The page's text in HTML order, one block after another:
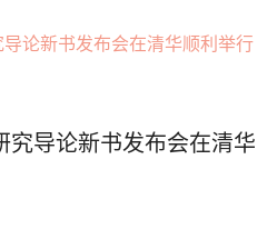
究导论新书发布会在清华